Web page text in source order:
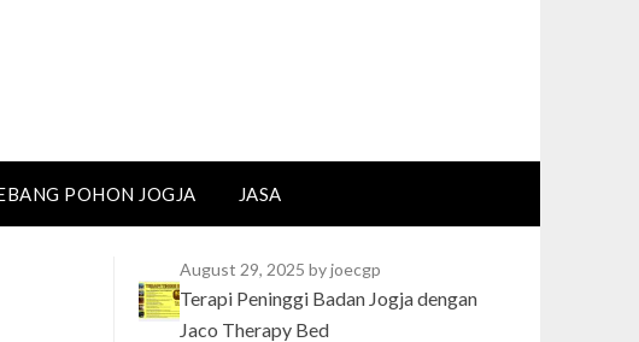
POHON JOGJA JASA
August 29, 2025 by joecgp
Terapi Peninggi Badan Jogja dengan
Jaco Therapy Bed